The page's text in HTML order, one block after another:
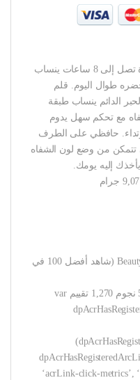
احصلي على لون شفاه غير لامع لمدة تصل إلى 8 ساعات ينساب
طوال اليوم. قلم
الدائم ينساب طبقة
مع تحكم سهل يدوم
حافظي على الطرف
تتمكن من وضع لون الشفاه
إليه يومك.
تصنيف الأفضل مبيعاً: #٥١٬١٢٣ في Beauty (شاهد أفضل 100 في
مراجعات المستخدمين: 4.5 4.5 من 5 نجوم 1,270 تقييم var
‘acrLink-click-